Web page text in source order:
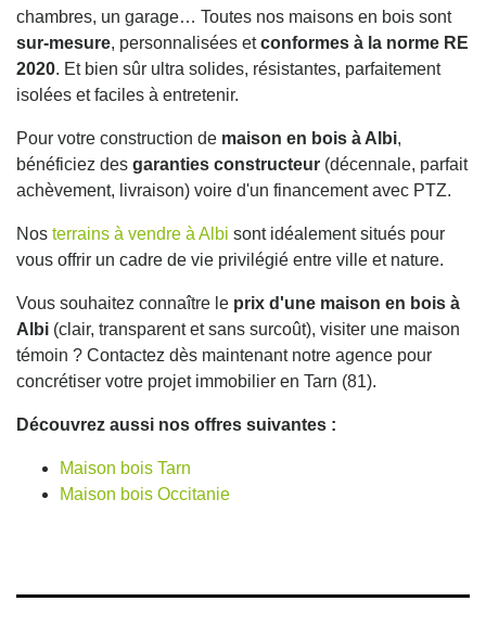
chambres, un garage… Toutes nos maisons en bois sont
sur-mesure, personnalisées etconformes à la norme RE
2020. Et bien sûr ultra solides, résistantes, parfaitement
isolées et faciles à entretenir.
Pour votre construction de maison en bois à Albi,
bénéficiez des garanties constructeur (décennale, parfait
achèvement, livraison) voire d'un financement avec PTZ.
Nos terrains à vendre à Albi sont idéalement situés pour
vous offrir un cadre de vie privilégié entre ville et nature.
Vous souhaitez connaître le prix d'une maison en bois à
Albi (clair, transparent et sans surcoût), visiter une maison
témoin ? Contactez dès maintenant notre agence pour
concrétiser votre projet immobilier en Tarn (81).
Découvrez aussi nos offres suivantes :
Maison bois Tarn
Maison bois Occitanie